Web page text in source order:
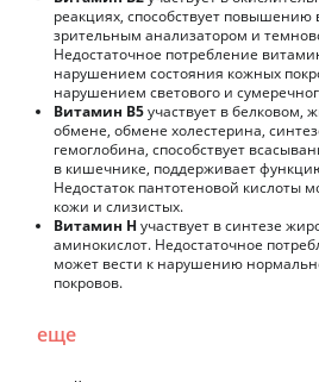
реакциях, способствует повышению
зрительным анализатором и
Недостаточное потребление
нарушением состояния кожных
нарушением светового и
Витамин В5участвует в белковом,
обмене, обмене холестерина,
гемоглобина, способствует
в кишечнике, поддерживает
Недостаток пантотеновой кислоты
кожи и слизистых.
Витамин Н участвует в синтезе
аминокислот. Недостаточное
может вести к нарушению
покровов.
еще